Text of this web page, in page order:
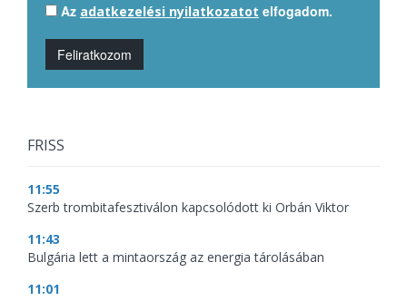
Az adatkezelési nyilatkozatot elfogadom.
Feliratkozom
FRISS
11:55
Szerb trombitafesztiválon kapcsolódott ki Orbán Viktor
11:43
Bulgária lett a mintaország az energia tárolásában
11:01